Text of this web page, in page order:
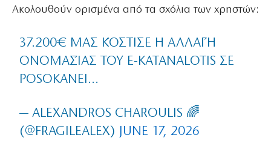
Ακολουθούν ορισμένα από τα σχόλια των χρηστών:
37.200€ ΜΑΣ ΚΌΣΤΙΣΕ Η ΑΛΛΑΓΉ
ΟΝΟΜΑΣΊΑΣ ΤΟΥ E-KATANALOTIS ΣΕ
POSOKANEI…
— ALEXANDROS CHAROULIS 🌈
(@FRAGILEALEX)
JUNE 17, 2026